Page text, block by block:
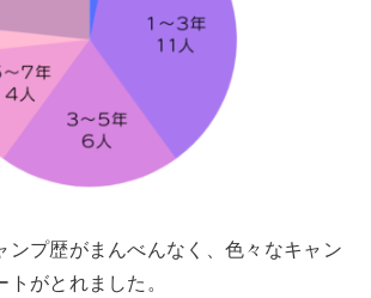
ンプ歴がまんべんなく、色々なキャン
がとれました。